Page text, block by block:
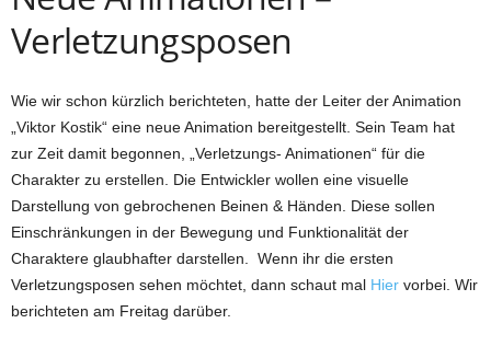
Verletzungsposen
Wie wir schon kürzlich berichteten, hatte der Leiter der Animation
„Viktor Kostik“ eine neue Animation bereitgestellt. Sein Team hat
zur Zeit damit begonnen, Verletzungs- Animationen“ für die
Charakter zu erstellen. Die Entwickler wollen eine visuelle
Darstellung von gebrochenen Beinen & Händen. Diese sollen
Einschränkungen in der Bewegung und Funktionalität der
Charaktere glaubhafter darstellen. Wenn ihr die ersten
Verletzungsposen sehen möchtet, dann schaut mal Hier vorbei. Wir
berichteten am Freitag darüber.